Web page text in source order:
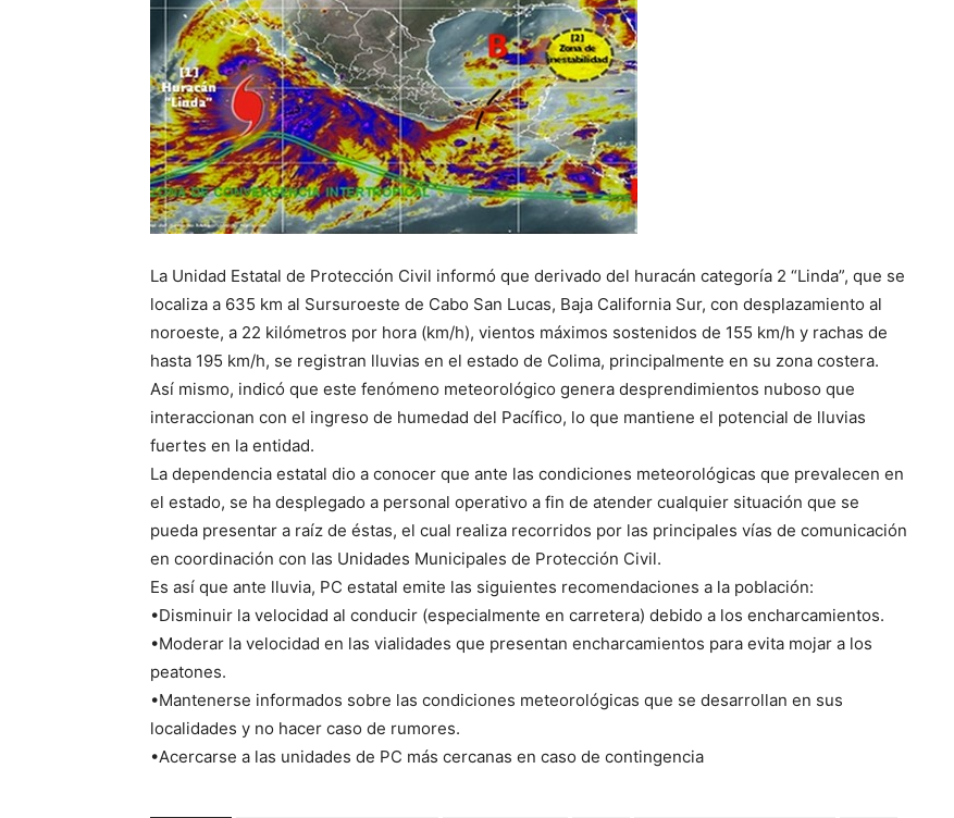
La Unidad Estatal de Protección Civil informó que derivado del huracán categoría 2 “Linda”, que se
localiza a 635 km al Sursuroeste de Cabo San Lucas, Baja California Sur, con desplazamiento al
noroeste, a 22 kilómetros por hora (km/h), vientos máximos sostenidos de 155 km/h y rachas de
hasta 195 km/h, se registran lluvias en el estado de Colima, principalmente en su zona costera.
Así mismo, indicó que este fenómeno meteorológico genera desprendimientos nuboso que
interaccionan con el ingreso de humedad del Pacífico, lo que mantiene el potencial de lluvias
fuertes en la entidad.
La dependencia estatal dio a conocer que ante las condiciones meteorológicas que prevalecen en
el estado, se ha desplegado a personal operativo a fin de atender cualquier situación que se
pueda presentar a raíz de éstas, el cual realiza recorridos por las principales vías de comunicación
en coordinación con las Unidades Municipales de Protección Civil.
Es así que ante lluvia, PC estatal emite las siguientes recomendaciones a la población:
•Disminuir la velocidad al conducir (especialmente en carretera) debido a los encharcamientos.
•Moderar la velocidad en las vialidades que presentan encharcamientos para evita mojar a los
peatones.
•Mantenerse informados sobre las condiciones meteorológicas que se desarrollan en sus
localidades y no hacer caso de rumores.
•Acercarse a las unidades de PC más cercanas en caso de contingencia